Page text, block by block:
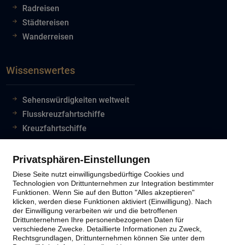
Radreisen
Städtereisen
Wanderreisen
Wissenswertes
Sehenswürdigkeiten weltweit
Flusskreuzfahrtschiffe
Kreuzfahrtschiffe
Reiseinfos Auswertiges Amt
Lion Tours Reise Blog
Lion Tours Kontakt
Kontaktinfos
Privatsphären-Einstellungen
Diese Seite nutzt einwilligungsbedürftige Cookies und
Technologien von Drittunternehmen zur Integration bestimmter
Funktionen. Wenn Sie auf den Button "Alles akzeptieren"
klicken, werden diese Funktionen aktiviert (Einwilligung). Nach
der Einwilligung verarbeiten wir und die betroffenen
Drittunternehmen Ihre personenbezogenen Daten für
verschiedene Zwecke. Detaillierte Informationen zu Zweck,
Rechtsgrundlagen, Drittunternehmen können Sie unter dem